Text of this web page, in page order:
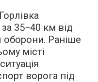
35−40 км від
оборони. Раніше
місті
ворога під